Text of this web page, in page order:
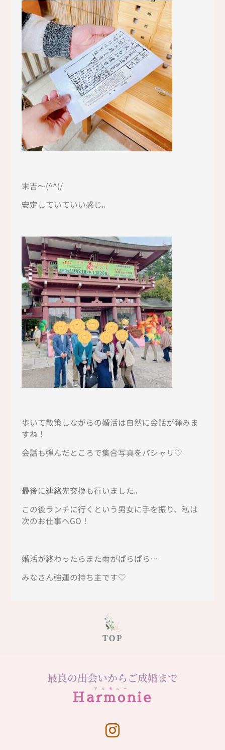
末吉～(^^)/
安定していていい感じ。
歩いて散策しながらの婚活は自然に会話が弾みま
すね！
会話も弾んだところで集合写真をパシャリ♡
最後に連絡先交換も行いました。
この後ランチに行くという男女に手を振り、私は
次のお仕事へGO！
婚活が終わったらまた雨がぱらぱら…
みなさん強運の持ち主です♡
TOP
最良の出会いからご成婚まで
アルモニー
Harmonie